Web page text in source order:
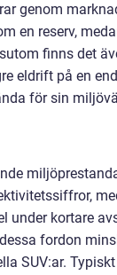
genom
en reserv,
finns det
eldrift på en
för sin
under kortare
fordon
SUV:ar.